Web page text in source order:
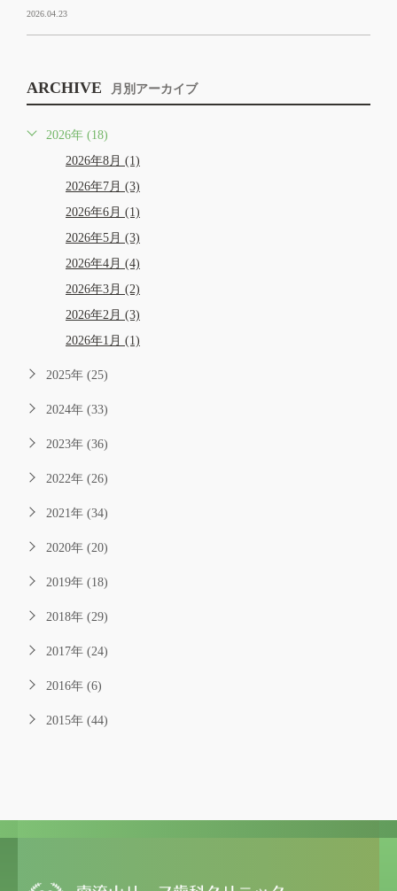
2026.04.23
ARCHIVE 月別アーカイブ
2026年 (18)
2026年8月 (1)
2026年7月 (3)
2026年6月 (1)
2026年5月 (3)
2026年4月 (4)
2026年3月 (2)
2026年2月 (3)
2026年1月 (1)
2025年 (25)
2024年 (33)
2023年 (36)
2022年 (26)
2021年 (34)
2020年 (20)
2019年 (18)
2018年 (29)
2017年 (24)
2016年 (6)
2015年 (44)